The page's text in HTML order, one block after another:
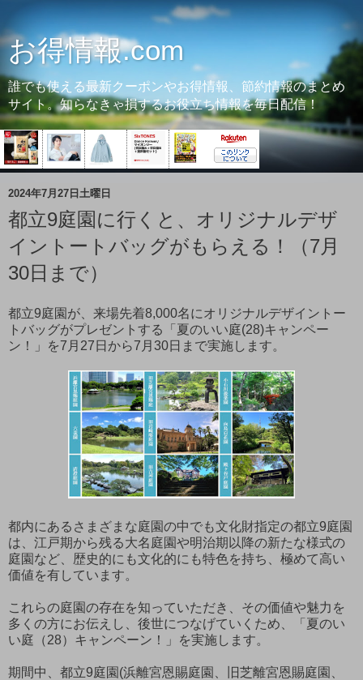
お得情報.com
誰でも使える最新クーポンやお得情報、節約情報のまとめ
サイト。知らなきゃ損するお役立ち情報を毎日配信！
2024年7月27日土曜日
都立9庭園に行くと、オリジナルデザ
イントートバッグがもらえる！（7月
30日まで）
都立9庭園が、来場先着8,000名にオリジナルデザイントー
トバッグがプレゼントする「夏のいい庭(28)キャンペー
ン！」を7月27日から7月30日まで実施します。
都内にあるさまざまな庭園の中でも文化財指定の都立9庭園
は、江戸期から残る大名庭園や明治期以降の新たな様式の
庭園など、歴史的にも文化的にも特色を持ち、極めて高い
価値を有しています。
これらの庭園の存在を知っていただき、その価値や魅力を
多くの方にお伝えし、後世につなげていくため、「夏のい
い庭（28）キャンペーン！」を実施します。
期間中、都立9庭園(浜離宮恩賜庭園、旧芝離宮恩賜庭園、